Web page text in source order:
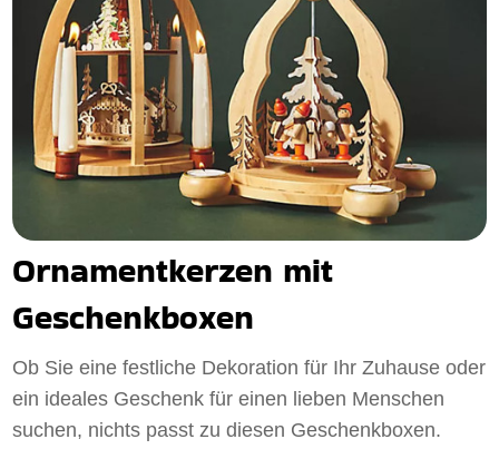
Ornamentkerzen mit
Geschenkboxen
Ob Sie eine festliche Dekoration für Ihr Zuhause oder
ein ideales Geschenk für einen lieben Menschen
suchen, nichts passt zu diesen Geschenkboxen.